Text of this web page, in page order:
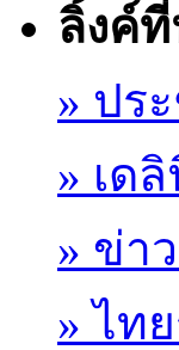
ลิ้งค์
» ปร
» เด
» ข่า
» ไท